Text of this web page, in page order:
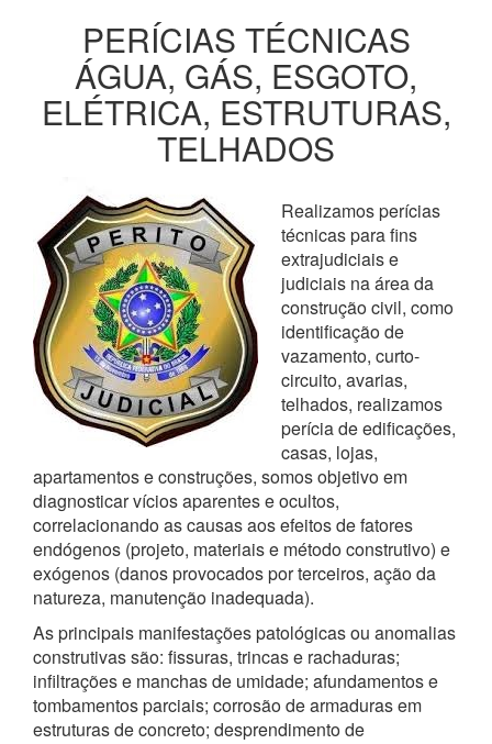
PERÍCIAS TÉCNICAS
ÁGUA, GÁS, ESGOTO,
ELÉTRICA, ESTRUTURAS,
TELHADOS
Realizamos perícias
técnicas para fins
extrajudiciais e
judiciais na área da
construção civil, como
identificação de
vazamento, curto-
circuito, avarias,
telhados, realizamos
perícia de edificações,
casas, lojas,
apartamentos e construções, somos objetivo em
diagnosticar vícios aparentes e ocultos,
correlacionando as causas aos efeitos de fatores
endógenos (projeto, materiais e método construtivo) e
exógenos (danos provocados por terceiros, ação da
natureza, manutenção inadequada).
As principais manifestações patológicas ou anomalias
construtivas são: fissuras, trincas e rachaduras;
infiltrações e manchas de umidade; afundamentos e
tombamentos parciais; corrosão de armaduras em
estruturas de concreto; desprendimento de